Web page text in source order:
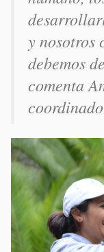
y nosotros
debemos
comenta